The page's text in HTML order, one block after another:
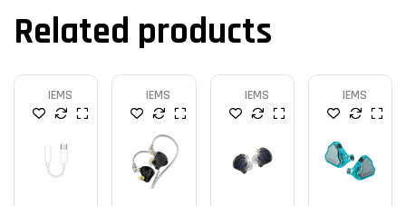
Related products
IEMS IEMS IEMS IEMS